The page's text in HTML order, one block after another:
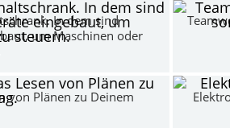
In dem sind
um Maschinen oder
von Plänen zu Deinem